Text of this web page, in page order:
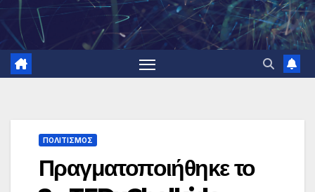
ΠΟΛΙΤΙΣΜΟΣ
Πραγματοποιήθηκε το